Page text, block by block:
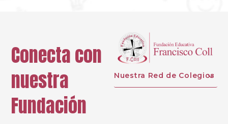
Conecta con
nuestra
Fundación
Nuestra Red de Colegios